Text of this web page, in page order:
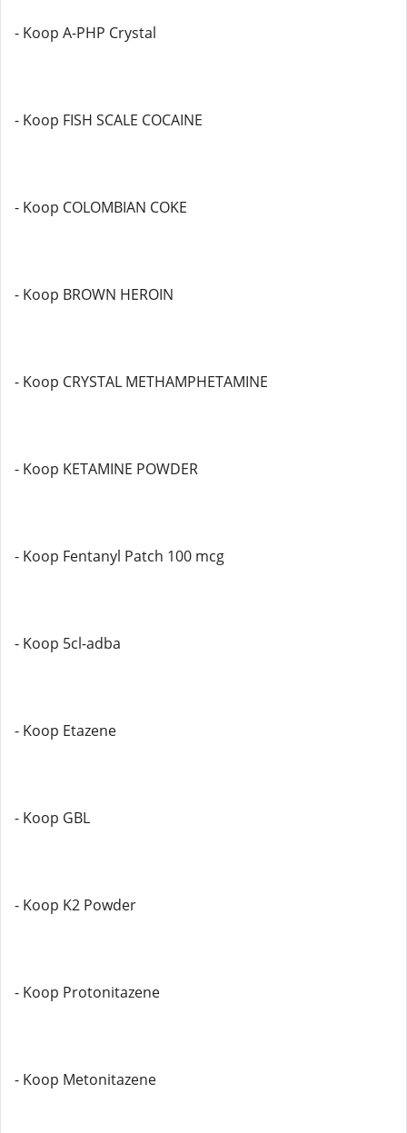
- Koop A-PHP Crystal
- Koop FISH SCALE COCAINE
- Koop COLOMBIAN COKE
- Koop BROWN HEROIN
- Koop CRYSTAL METHAMPHETAMINE
- Koop KETAMINE POWDER
- Koop Fentanyl Patch 100 mcg
- Koop 5cl-adba
- Koop Etazene
- Koop GBL
- Koop K2 Powder
- Koop Protonitazene
- Koop Metonitazene